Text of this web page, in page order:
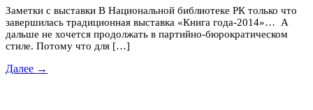
Заметки с выставки В Национальной библиотеке РК только что
завершилась традиционная выставка «Книга года-2014»… А
дальше не хочется продолжать в партийно-бюрократическом
стиле. Потому что для […]
Далее →